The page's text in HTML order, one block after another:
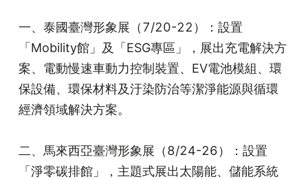
一、泰國臺灣形象展（7/20-22）：設置
「Mobility館」及「ESG專區」，展出充電解決方
案、電動慢速車動力控制裝置、EV電池模組、環
保設備、環保材料及汙染防治等潔淨能源與循環
經濟領域解決方案。
二、馬來西亞臺灣形象展（8/24-26）：設置
「淨零碳排館」，主題式展出太陽能、儲能系統